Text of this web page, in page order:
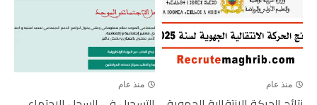
منذ عام منذ عام